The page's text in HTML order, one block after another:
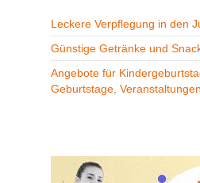
Leckere Verpflegung in den
Günstige Getränke und
Angebote für
Geburtstage,